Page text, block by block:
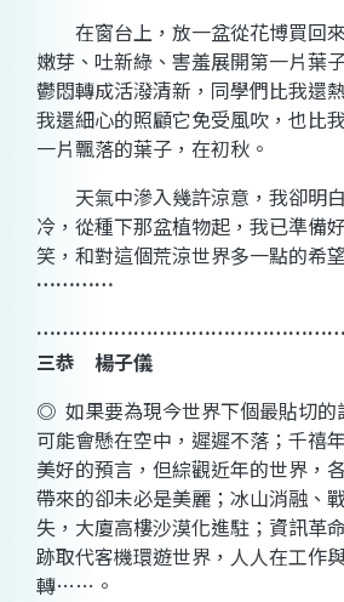
在窗台上，放一盆從花博買回
嫩芽、吐新綠、害羞展開第一片葉
鬱悶轉成活潑清新，同學們比我還
我還細心的照顧它免受風吹，也比
一片飄落的葉子，在初秋。
天氣中滲入幾許涼意，我卻明
冷，從種下那盆植物起，我已準備
笑，和對這個荒涼世界多一點的希
…………
三恭 楊子儀
◎ 如果要為現今世界下個最貼切
可能會懸在空中，遲遲不落；千禧
美好的預言，但綜觀近年的世界，
帶來的卻未必是美麗；冰山消融、
失，大廈高樓沙漠化進駐；資訊革
跡取代客機環遊世界，人人在工作
轉…… 。